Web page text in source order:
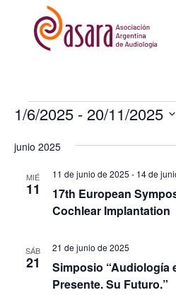
Eventos
1/6/2025 - 20/11/2025
la
junio 2025
MIÉ
11
17th European
Cochlear Implantation
11 de junio de 2025 - 14 de
SÁB
21
Simposio “Audiología
Presente. Su Futuro.”
21 de junio de 2025